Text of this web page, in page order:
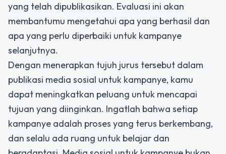
yang telah dipublikasikan. Evaluasi ini akan
membantumu mengetahui apa yang berhasil dan
apa yang perlu diperbaiki untuk kampanye
selanjutnya.
Dengan menerapkan tujuh jurus tersebut dalam
publikasi media sosial untuk kampanye, kamu
dapat meningkatkan peluang untuk mencapai
tujuan yang diinginkan. Ingatlah bahwa setiap
kampanye adalah proses yang terus berkembang,
dan selalu ada ruang untuk belajar dan